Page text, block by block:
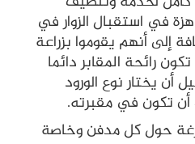
في استقبال الزوار في
إلى أنهم يقوموا بزراعة
رائحة المقابر دائما
أن يختار نوع الورود
أن تكون في مقبرته.
حول كل مدفن وخاصة